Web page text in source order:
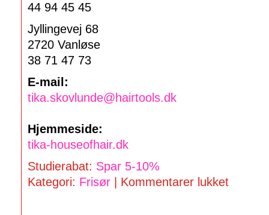
44 94 45 45
Jyllingevej 68
2720 Vanløse
38 71 47 73
E-mail:
tika.skovlunde@hairtools.dk
Hjemmeside:
tika-houseofhair.dk
Studierabat: Spar 5-10%
Kategori: Frisør Kommentarer lukket